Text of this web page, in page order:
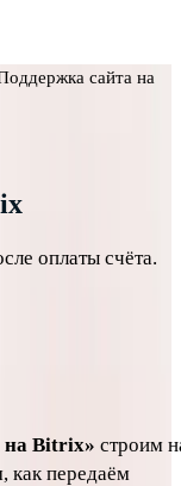
сайта на
оплаты счёта.
на Bitrix» строим
как передаём